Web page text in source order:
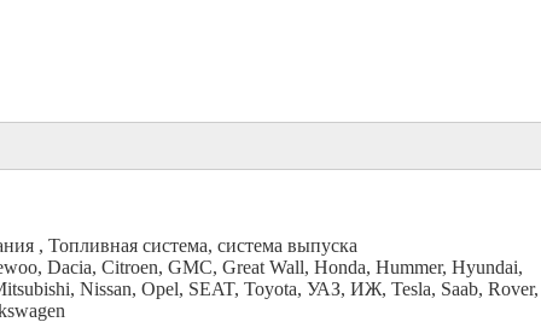
, Топливная система, система выпуска
Dacia, Citroen, GMC, Great Wall, Honda, Hummer, Hyundai,
Nissan, Opel, SEAT, Toyota, УАЗ, ИЖ, Tesla, Saab, Rover,